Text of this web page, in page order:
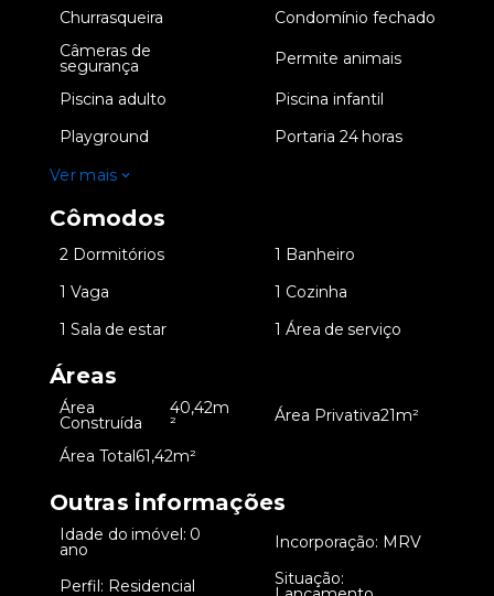
Churrasqueira Condomínio fechado
Câmeras de
segurança Permite animais
Piscina adulto
Piscina infantil
Playground
Portaria 24 horas
Ver mais
Cômodos
2 Dormitórios
1 Banheiro
1 Vaga
1 Cozinha
1 Sala de estar 1 Área de serviço
Áreas
Área
Construída
40,42m
² Área Privativa21m²
Área Total61,42m²
Outras informações
Idade do imóvel: 0
ano Incorporação: MRV
Perfil: Residencial Situação: